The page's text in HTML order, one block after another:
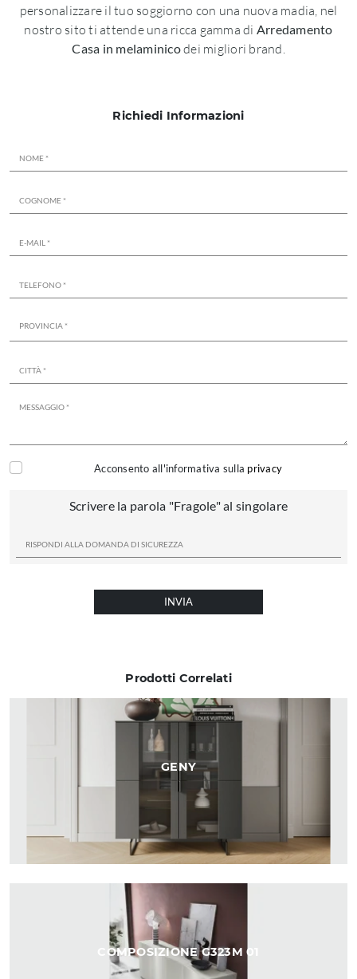
personalizzare il tuo soggiorno con una nuova madia, nel
nostro sito ti attende una ricca gamma di Arredamento
Casa in melaminicodei migliori brand.
Prodotti Correlati
GENY
COMPOSIZIONE G323M 01
Richiedi Informazioni
Acconsento all'informativa sulla privacy
Scrivere la parola "Fragole" al singolare
INVIA